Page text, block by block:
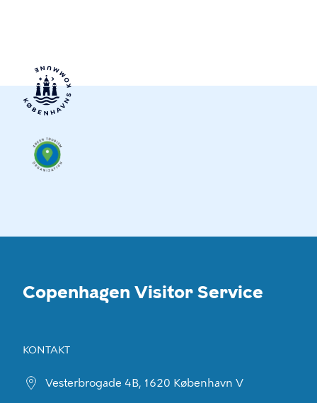
Copenhagen Visitor Service
KONTAKT
Vesterbrogade 4B, 1620 København V